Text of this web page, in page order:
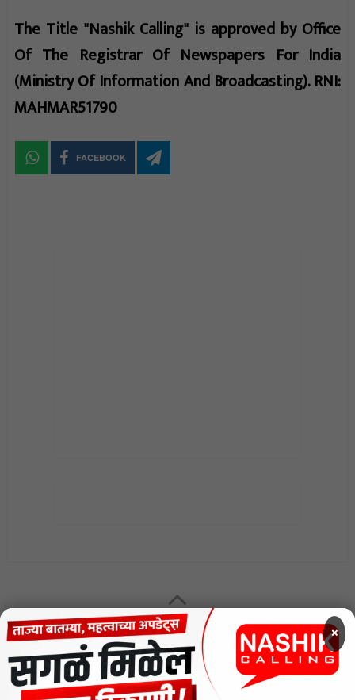
The Title "Nashik Calling" is approved by Office
Of The Registrar Of Newspapers For India
(Ministry Of Information And Broadcasting). RNI:
MAHMAR51790
FACEBOOK
MENU
CODE OF ETHICS FOR DIGITAL NEWS WEBSITES
×